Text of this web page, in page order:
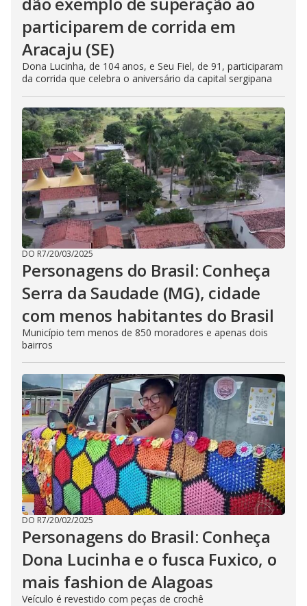
participarem de corrida em
Aracaju (SE)
Dona Lucinha, de 104 anos, e Seu Fiel, de 91, participaram
da corrida que celebra o aniversário da capital sergipana
DO R7/20/03/2025
Personagens do Brasil: Conheça
Serra da Saudade (MG), cidade
com menos habitantes do Brasil
Município tem menos de 850 moradores e apenas dois
bairros
DO R7/20/02/2025
Personagens do Brasil: Conheça
Dona Lucinha e o fusca Fuxico, o
mais fashion de Alagoas
Veículo é revestido com peças de crochê